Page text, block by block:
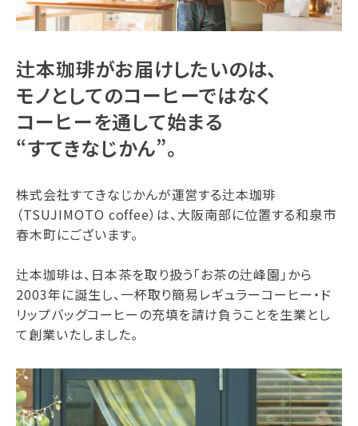
辻本珈琲がお届けしたいのは、
モノとしてのコーヒーではなく
コーヒーを通して始まる
“すてきなじかん”。
株式会社すてきなじかんが運営する辻本珈琲
（TSUJIMOTO coffee）は、大阪南部に位置する和泉市
春木町にございます。
辻本珈琲は、日本茶を取り扱う「お茶の辻峰園」から
2003年に誕生し、一杯取り簡易レギュラーコーヒー・ド
リップバッグコーヒーの充填を請け負うことを生業とし
て創業いたしました。